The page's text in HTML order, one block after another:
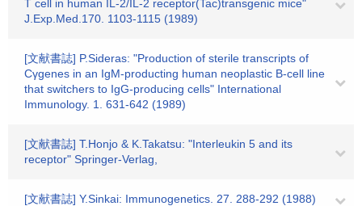
T cell in human IL-2/IL-2 receptor(Tac)transgenic mice"
J.Exp.Med.170. 1103-1115 (1989)
[文献書誌] P.Sideras: "Production of sterile transcripts of
Cγgenes in an IgM-producting human neoplastic B-cell line
that switchers to IgG-producing cells" International
Immunology. 1. 631-642 (1989)
[文献書誌] T.Honjo & K.Takatsu: "Interleukin 5 and its
receptor" Springer-Verlag,
[文献書誌] Y.Sinkai: Immunogenetics. 27. 288-292 (1988)